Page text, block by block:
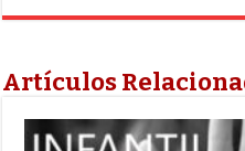
Artículos